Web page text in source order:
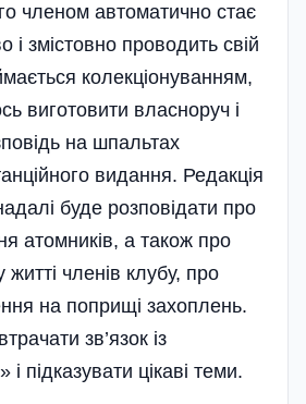
членом автоматично стає
і змістовно проводить свій
колекціонуванням,
виготовити власноруч і
на шпальтах
видання. Редакція
буде розповідати про
атомників, а також про
житті членів клубу, про
на поприщі захоплень.
зв’язок із
підказувати цікаві теми.